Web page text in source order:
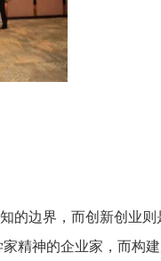
边界，而创新创业
精神的企业家，而构